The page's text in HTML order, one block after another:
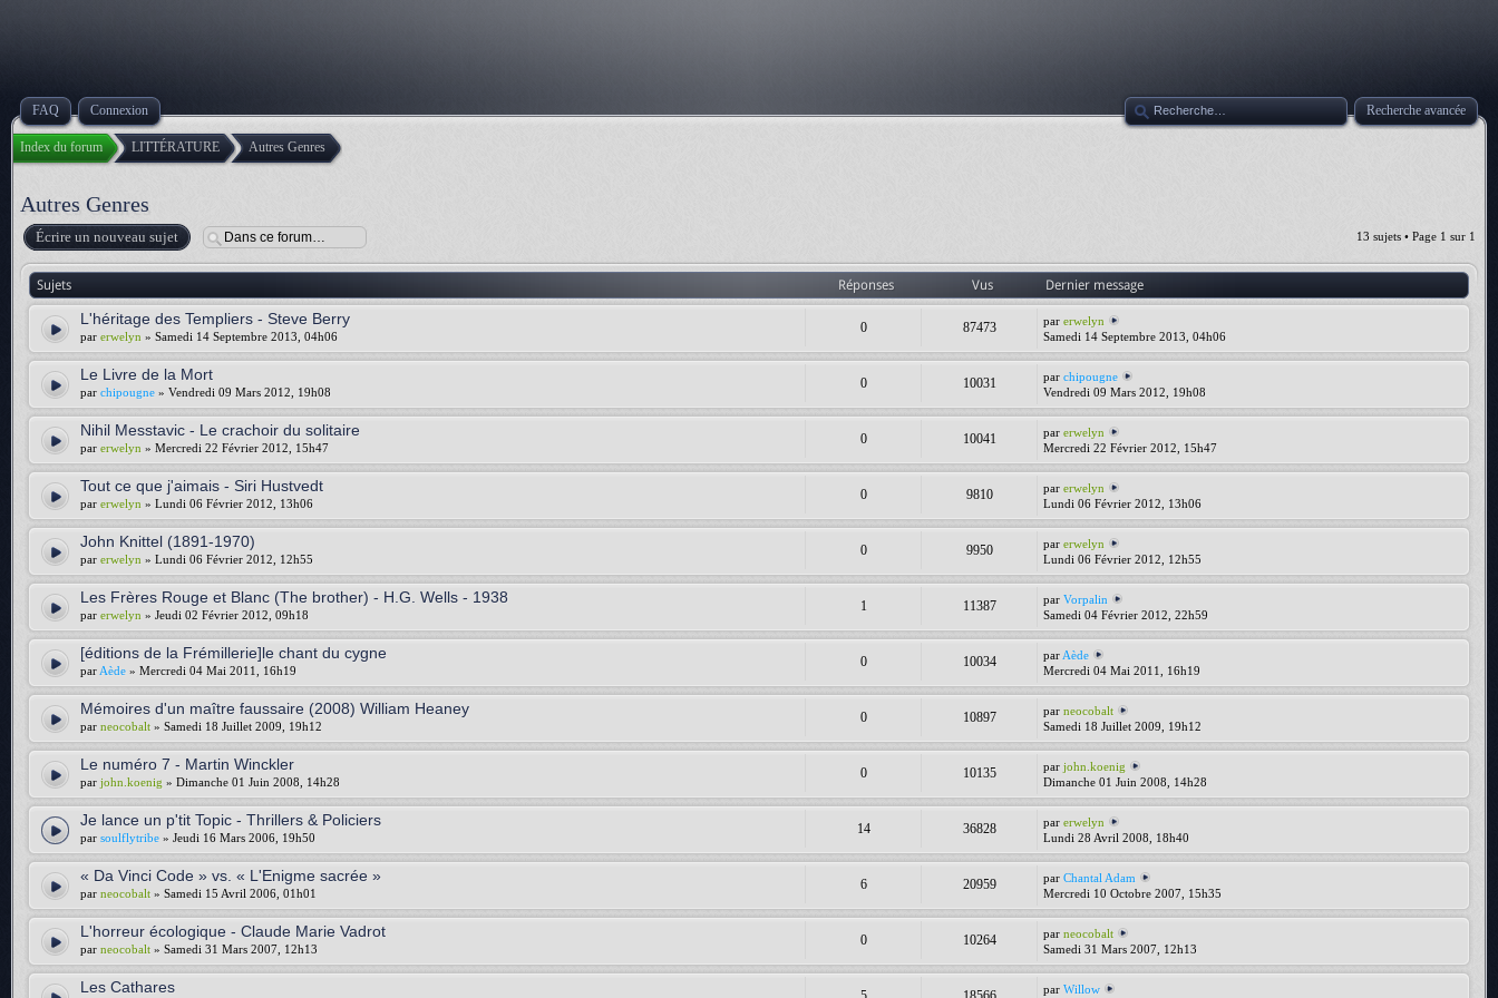
FAQ Connexion Recherche avancée
Index du forum LITTÉRATURE Autres Genres
Autres Genres
Écrire un nouveau sujet 13 sujets • Page 1 sur 1
Sujets Réponses Vus Dernier message
L'héritage des Templiers - Steve Berry
par erwelyn » Samedi 14 Septembre 2013, 04h06
0 87473 parerwelyn
Samedi 14 Septembre 2013, 04h06
Le Livre de la Mort
par chipougne » Vendredi 09 Mars 2012, 19h08
0 10031 parchipougne
Vendredi 09 Mars 2012, 19h08
Nihil Messtavic - Le crachoir du solitaire
par erwelyn » Mercredi 22 Février 2012, 15h47
0 10041 parerwelyn
Mercredi 22 Février 2012, 15h47
Tout ce que j'aimais - Siri Hustvedt
par erwelyn » Lundi 06 Février 2012, 13h06
0 9810 parerwelyn
Lundi 06 Février 2012, 13h06
John Knittel (1891-1970)
par erwelyn » Lundi 06 Février 2012, 12h55
0 9950 parerwelyn
Lundi 06 Février 2012, 12h55
Les Frères Rouge et Blanc (The brother) - H.G. Wells - 1938
par erwelyn » Jeudi 02 Février 2012, 09h18
1 11387 parVorpalin
Samedi 04 Février 2012, 22h59
[éditions de la Frémillerie]le chant du cygne
par Aède » Mercredi 04 Mai 2011, 16h19
0 10034 par Aède
Mercredi 04 Mai 2011, 16h19
Mémoires d'un maître faussaire (2008) William Heaney
par neocobalt » Samedi 18 Juillet 2009, 19h12
0 10897 parneocobalt
Samedi 18 Juillet 2009, 19h12
Le numéro 7 - Martin Winckler
par john.koenig » Dimanche 01 Juin 2008, 14h28
0 10135 parjohn.koenig
Dimanche 01 Juin 2008, 14h28
Je lance un p'tit Topic - Thrillers & Policiers
par soulflytribe » Jeudi 16 Mars 2006, 19h50
14 36828 parerwelyn
Lundi 28 Avril 2008, 18h40
« Da Vinci Code » vs. « L'Enigme sacrée »
par neocobalt » Samedi 15 Avril 2006, 01h01
6 20959 parChantal Adam
Mercredi 10 Octobre 2007, 15h35
L'horreur écologique - Claude Marie Vadrot
par neocobalt » Samedi 31 Mars 2007, 12h13
0 10264 parneocobalt
Samedi 31 Mars 2007, 12h13
Les Cathares parWillow